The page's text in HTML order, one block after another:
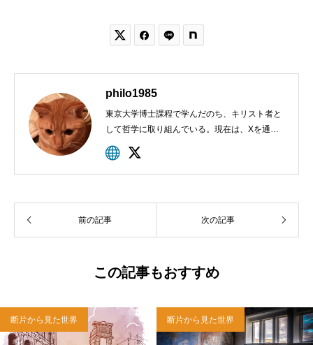
 
philo1985
東京大学博士課程で学んだのち、キリスト者と
して哲学に取り組んでいる。現在は、Xを通し
て活動を行っている。
前の記事 次の記事
この記事もおすすめ
断片から見た世界 断片から見た世界